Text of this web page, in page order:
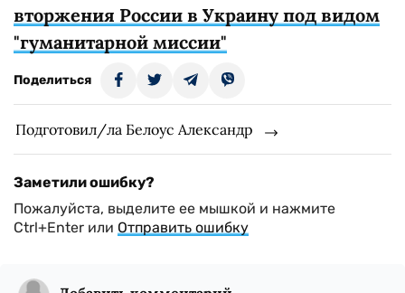
вторжения России в Украину под видом
"гуманитарной миссии"
Поделиться
Подготовил/ла Белоус Александр
Заметили ошибку?
Пожалуйста, выделите ее мышкой и нажмите
Ctrl+Enter или Отправить ошибку